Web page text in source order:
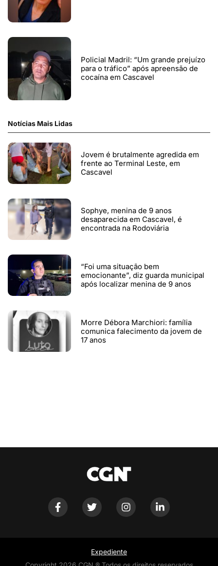
Policial Madril: “Um grande prejuízo
para o tráfico” após apreensão de
cocaína em Cascavel
Notícias Mais Lidas
Jovem é brutalmente agredida em
frente ao Terminal Leste, em
Cascavel
Sophye, menina de 9 anos
desaparecida em Cascavel, é
encontrada na Rodoviária
“Foi uma situação bem
emocionante”, diz guarda municipal
após localizar menina de 9 anos
Morre Débora Marchiori: família
comunica falecimento da jovem de
17 anos
Expediente